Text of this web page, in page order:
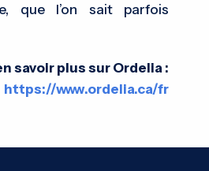
que l’on sait parfois
savoir plus sur Ordelia :
https://www.ordelia.ca/fr